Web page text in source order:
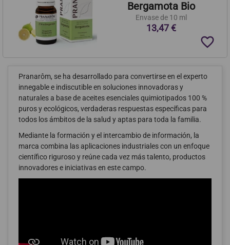
Bergamota Bio
Envase de 10 ml
13,47 €
favorite_border
Pranarôm, se ha desarrollado para convertirse en el experto
innegable e indiscutible en soluciones innovadoras y
naturales a base de aceites esenciales quimiotipados 100 %
puros y ecológicos, verdaderas respuestas específicas para
todos los ámbitos de la salud y aptas para toda la familia.
Mediante la formación y el intercambio de información, la
marca combina las aplicaciones industriales con un enfoque
científico riguroso y reúne cada vez más talento, productos
innovadores e iniciativas en este campo.